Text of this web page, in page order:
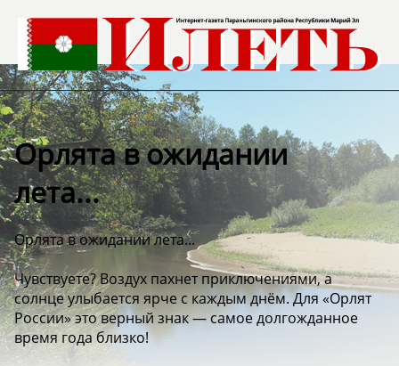
Орлята в ожидании
лета...
Орлята в ожидании лета...
Чувствуете? Воздух пахнет приключениями, а
солнце улыбается ярче с каждым днём. Для «Орлят
России» это верный знак — самое долгожданное
время года близко!